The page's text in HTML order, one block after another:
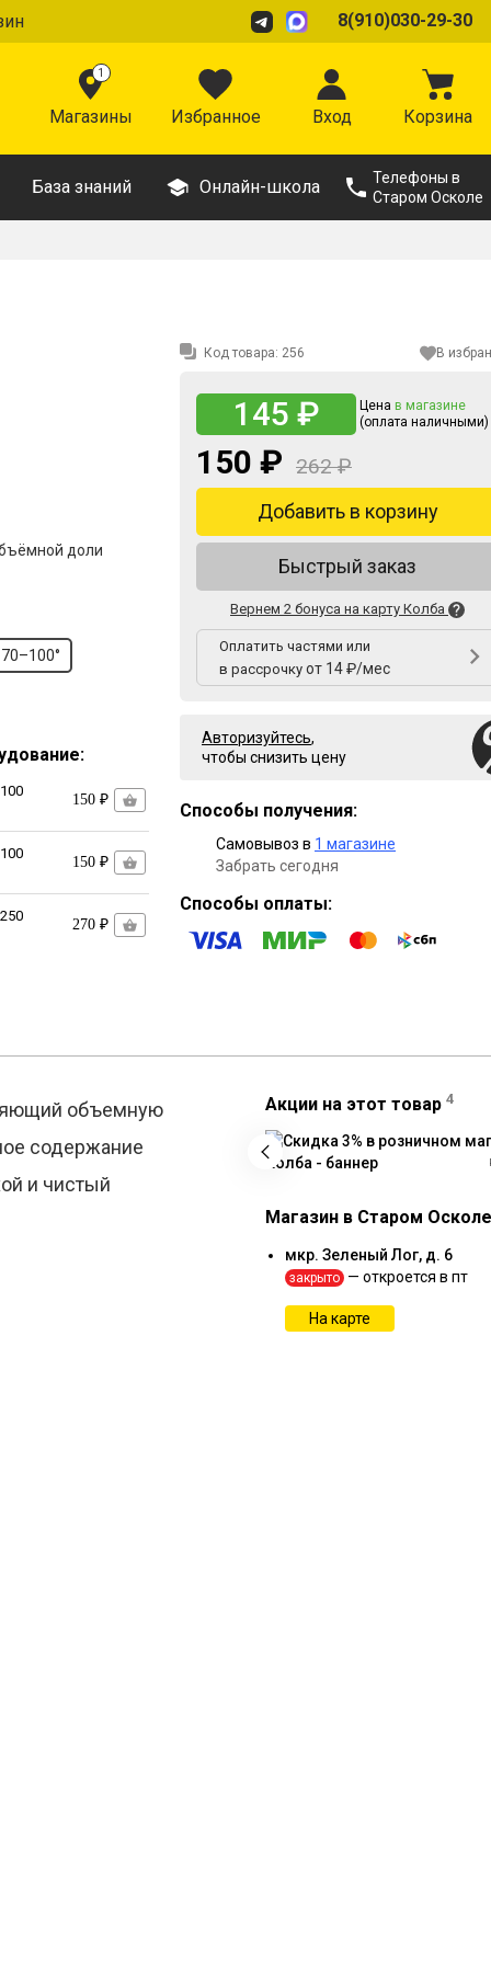
8(910)030-29-30
1
Магазины Избранное Вход Корзина
База знаний Онлайн-школа
Телефоны в
Старом Осколе
доли
70–100°
150 ₽
150 ₽
270 ₽
Код товара: 256 В
145 ₽ Цена в магазине
(оплата наличными)
150 ₽ 262 ₽
Добавить в корзину
Быстрый заказ
Вернем 2 бонуса на карту Колба
Оплатить частями или
в рассрочку от 14 ₽/мес
Авторизуйтесь,
чтобы снизить цену
Способы получения:
Самовывоз в 1 магазине
Забрать сегодня
Способы оплаты:
объемную
содержание
и чистый
Акции на этот товар 4
Магазин в Старом Осколе
мкр. Зеленый Лог, д. 6
закрыто — откроется в пт
На карте